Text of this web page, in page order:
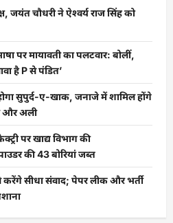
जयंत चौधरी ने ऐश्वर्य राज सिंह को
पर मायावती का पलटवार: बोलीं,
है P से पंडित’
सुपुर्द-ए-खाक, जनाजे में शामिल होंगे
और अली
पर खाद्य विभाग की
की 43 बोरियां जब्त
से करेंगे सीधा संवाद; पेपर लीक और भर्ती